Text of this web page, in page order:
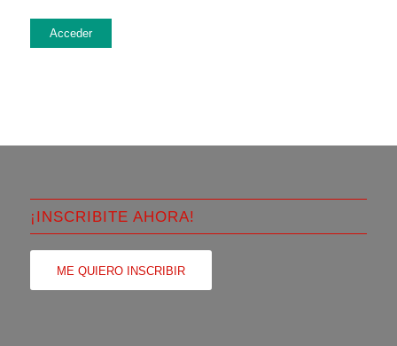
Acceder
¡INSCRIBITE AHORA!
ME QUIERO INSCRIBIR